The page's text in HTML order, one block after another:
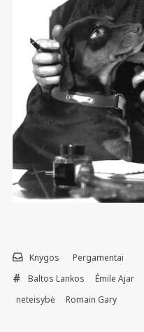
Knygos
Pergamentai
Baltos Lankos
Émile Ajar
neteisybė
Romain Gary